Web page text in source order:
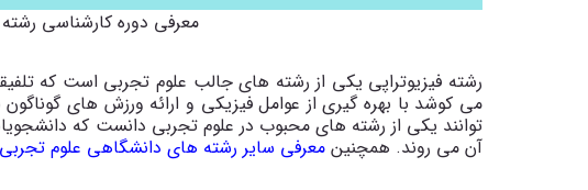
معرفی دوره کارشناسی رشته
رشته فیزیوتراپی یکی از رشته های جالب علوم تجربی است که
می کوشد با بهره گیری از عوامل فیزیکی و ارائه ورزش های
توانند یکی از رشته های محبوب در علوم تجربی دانست که
آن می روند. همچنین معرفی سایر رشته های دانشگاهی علوم تجربی